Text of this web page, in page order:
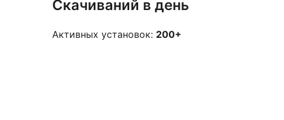
Скачиваний в день
Активных установок: 200+